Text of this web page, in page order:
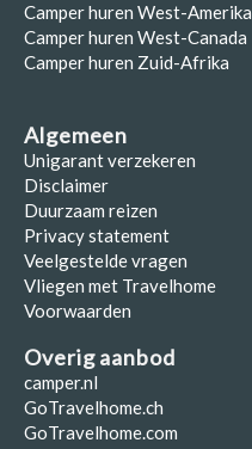
Camper huren West-Amerika
Camper huren West-Canada
Camper huren Zuid-Afrika
Algemeen
Unigarant verzekeren
Disclaimer
Duurzaam reizen
Privacy statement
Veelgestelde vragen
Vliegen met Travelhome
Voorwaarden
Overig aanbod
camper.nl
GoTravelhome.ch
GoTravelhome.com